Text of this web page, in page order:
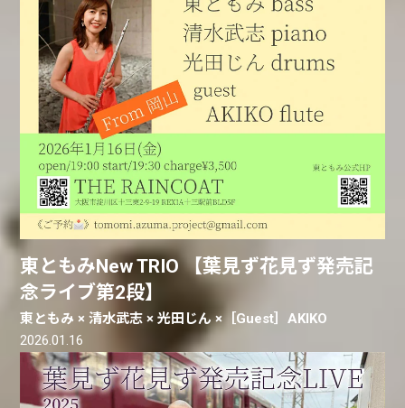
東ともみNew TRIO 【葉見ず花見ず発売記
念ライブ第2段】
東ともみ × 清水武志 × 光田じん ×［Guest］AKIKO
2026.01.16